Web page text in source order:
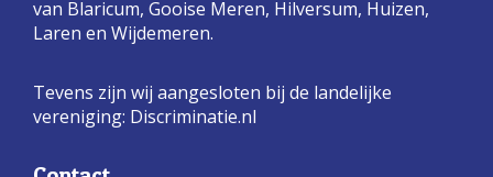
van Blaricum, Gooise Meren, Hilversum, Huizen,
Laren en Wijdemeren.
Tevens zijn wij aangesloten bij de landelijke
vereniging: Discriminatie.nl